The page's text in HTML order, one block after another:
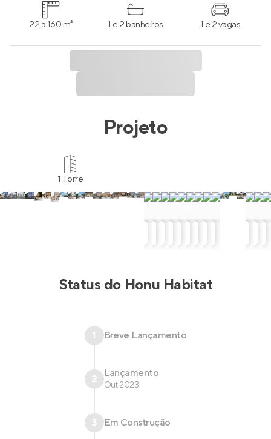
22 a 160 m² 1 e 2 banheiros 1 e 2 vagas
Projeto
1 Torre
Status do Honu Habitat
1 Breve Lançamento
2 Lançamento
Out 2023
3 Em Construção